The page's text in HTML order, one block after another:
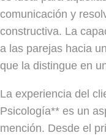
comunicación y
constructiva. La
a las parejas hacia
que la distingue en
La experiencia del
Psicología** es un
mención. Desde el